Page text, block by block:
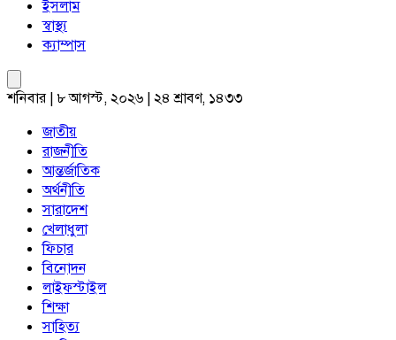
ইসলাম
স্বাস্থ্য
ক্যাম্পাস
শনিবার | ৮ আগস্ট, ২০২৬ | ২৪ শ্রাবণ, ১৪৩৩
জাতীয়
রাজনীতি
আন্তর্জাতিক
অর্থনীতি
সারাদেশ
খেলাধুলা
ফিচার
বিনোদন
লাইফস্টাইল
শিক্ষা
সাহিত্য